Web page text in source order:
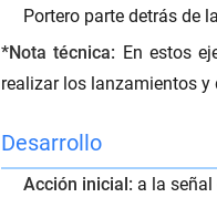
Portero parte detrás de
*Nota técnica: En estos
realizar los lanzamientos y
Desarrollo
Acción inicial: a la